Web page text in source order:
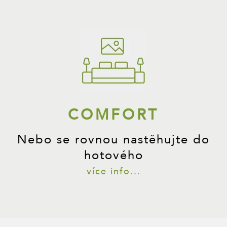
COMFORT
Nebo se rovnou nastěhujte do
hotového
více info...